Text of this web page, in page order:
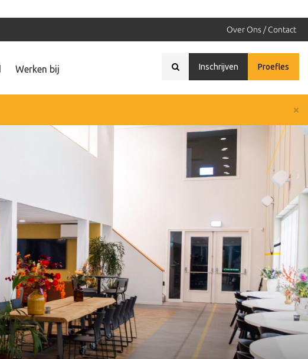
Over Ons / Contact
Werken bij Inschrijven Proefles
×